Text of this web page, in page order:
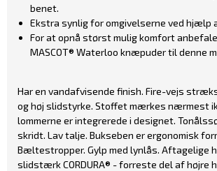
benet.
Ekstra synlig for omgivelserne ved hjælp
For at opnå størst mulig komfort
MASCOT® Waterloo knæpuder til denne
Har en vandafvisende finish. Fire-vejs
og høj slidstyrke. Stoffet mærkes nærmest
lommerne er integrerede i designet.
skridt. Lav talje. Bukseben er ergonomisk
Bæltestropper. Gylp med lynlås. Aftagelige
slidstærk CORDURA® - forreste del af højre